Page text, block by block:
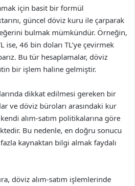
için basit bir formül
güncel döviz kuru ile çarparak
bulmak mümkündür. Örneğin,
ise, 46 bin doları TL’ye çevirmek
Bu tür hesaplamalar, döviz
bir işlem haline gelmiştir.
dikkat edilmesi gereken bir
ve döviz büroları arasındaki kur
alım-satım politikalarına göre
Bu nedenle, en doğru sonucu
kaynaktan bilgi almak faydalı
döviz alım-satım işlemlerinde